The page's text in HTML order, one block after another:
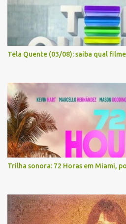
Tela Quente (03/08): saiba qual
Trilha sonora: 72 Horas em Miami,